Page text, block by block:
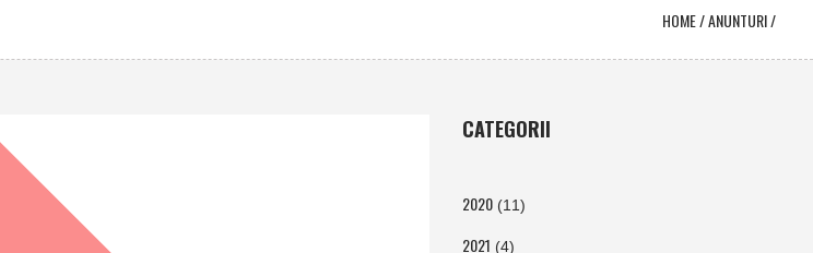
HOME/ANUNTURI/
CATEGORII
2020(11)
2021 (4)